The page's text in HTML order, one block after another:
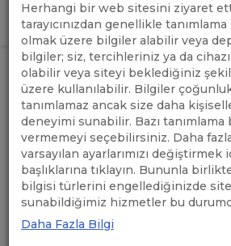
ANASAYFA /
UND'DEN
HABERLER
/
TAŞIMA
GÜVENLİĞİ
VERİLERİN
27 ŞUBAT
TAŞIMA
GÜVENLİĞİ –
KİŞİSEL VERİLERİN
Herhangi bir web sitesini ziyaret
tarayıcınızdan genellikle
olmak üzere bilgiler alabilir veya
bilgiler; siz, tercihleriniz ya da
olabilir veya siteyi beklediğiniz
üzere kullanılabilir. Bilgiler
tanımlamaz ancak size daha
deneyimi sunabilir. Bazı
vermemeyi seçebilirsiniz. Daha
varsayılan ayarlarımızı değiştirmek
başlıklarına tıklayın. Bununla
bilgisi türlerini engellediğinizde
sunabildiğimiz hizmetler bu
Daha Fazla Bilgi